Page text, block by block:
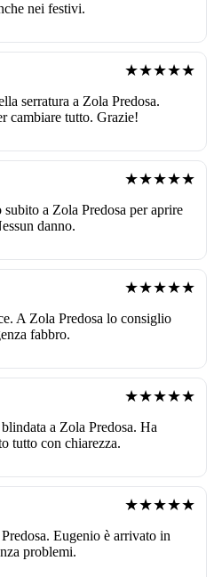
nei festivi.
★★★★★
serratura a Zola Predosa.
cambiare tutto. Grazie!
★★★★★
a Zola Predosa per aprire
danno.
★★★★★
A Zola Predosa lo consiglio
fabbro.
★★★★★
a Zola Predosa. Ha
tutto con chiarezza.
★★★★★
Eugenio è arrivato in
problemi.